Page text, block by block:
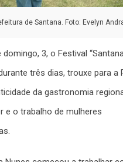
de Santana. Foto: Evelyn
3, o Festival
três dias, trouxe para a
da gastronomia
e o trabalho de mulheres